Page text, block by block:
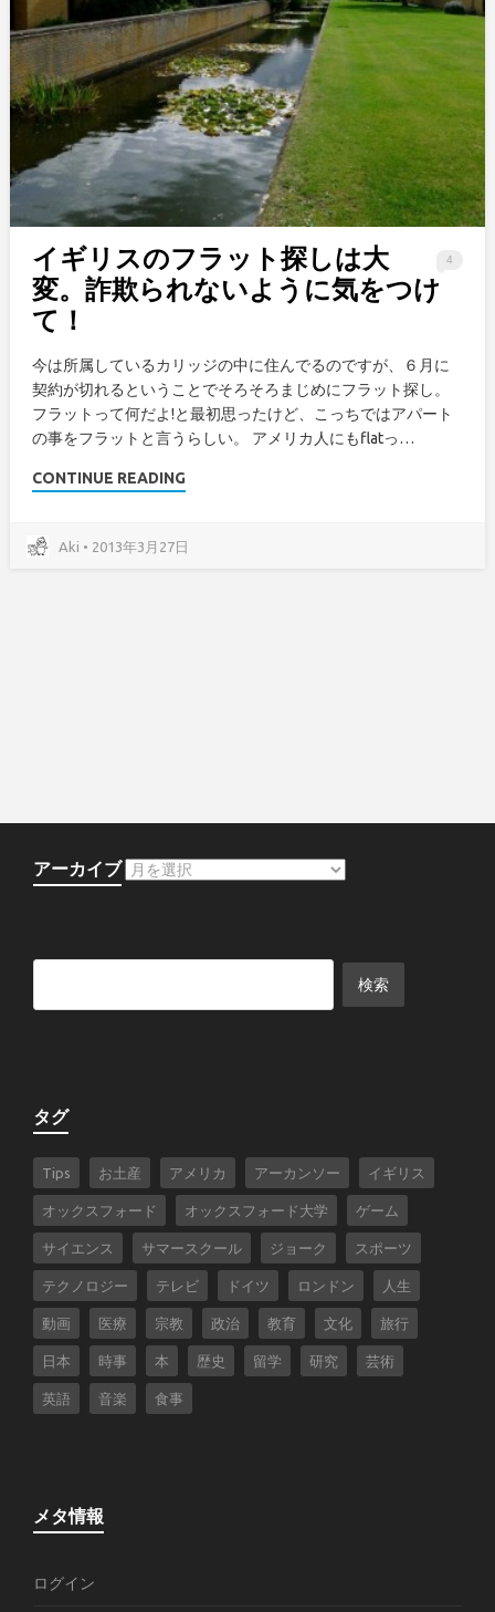
4
イギリスのフラット探しは大
変。詐欺られないように気をつけ
て！
今は所属しているカリッジの中に住んでるのですが、６月に
契約が切れるということでそろそろまじめにフラット探し。
フラットって何だよ!と最初思ったけど、こっちではアパート
の事をフラットと言うらしい。 アメリカ人にもflatっ…
CONTINUE READING
Aki • 2013年3月27日
アーカイブ
タグ
Tips お土産 アメリカ アーカンソー イギリス
オックスフォード オックスフォード大学 ゲーム
サイエンス サマースクール ジョーク スポーツ
テクノロジー テレビ ドイツ ロンドン 人生
動画 医療 宗教 政治 教育 文化 旅行
日本 時事 本 歴史 留学 研究 芸術
英語 音楽 食事
メタ情報
ログイン